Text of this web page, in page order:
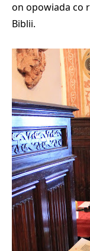
on opowiada co
Biblii.